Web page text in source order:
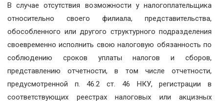
В случае отсутствия возможности у налогоплательщика
относительно своего филиала, представительства,
обособленного или другого структурного подразделения
своевременно исполнить свою налоговую обязанность по
соблюдению сроков уплаты налогов и сборов,
представлению отчетности, в том числе отчетности,
предусмотренной п. 46.2 ст. 46 НКУ, регистрации в
соответствующих реестрах налоговых или акцизных